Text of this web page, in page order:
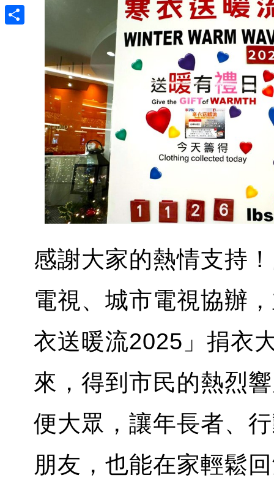
Pinterest
感謝大家的熱情支持
電視、城市電視協辦
衣送暖流2025」捐衣
來，得到市民的熱烈
便大眾，讓年長者、
朋友，也能在家輕鬆